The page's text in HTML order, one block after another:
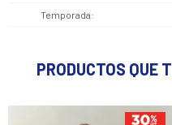
Temporada
PRODUCTOS QUE